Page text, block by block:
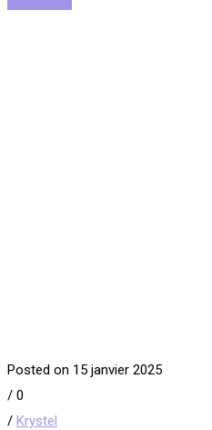
Posted on 15 janvier 2025
/ 0
/ Krystel